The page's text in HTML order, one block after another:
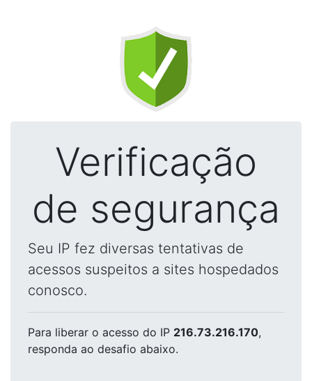
Verificação
de segurança
Seu IP fez diversas tentativas de
acessos suspeitos a sites hospedados
conosco.
Para liberar o acesso do IP 216.73.216.170,
responda ao desafio abaixo.